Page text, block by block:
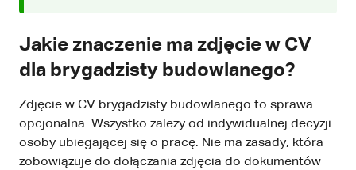
Jakie znaczenie ma zdjęcie w CV
dla brygadzisty budowlanego?
Zdjęcie w CV brygadzisty budowlanego to sprawa
opcjonalna. Wszystko zależy od indywidualnej decyzji
osoby ubiegającej się o pracę. Nie ma zasady, która
zobowiązuje do dołączania zdjęcia do dokumentów